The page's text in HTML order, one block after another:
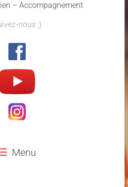
– Accompagnement
nous ;)
Menu